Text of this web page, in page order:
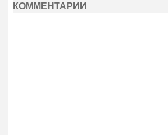
КОММЕНТАРИИ